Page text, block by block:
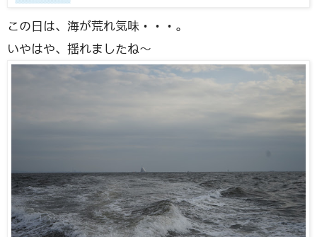
この日は、海が荒れ気味・・・。
いやはや、揺れましたね〜